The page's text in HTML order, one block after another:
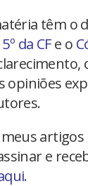
têm o
da CFe o
e